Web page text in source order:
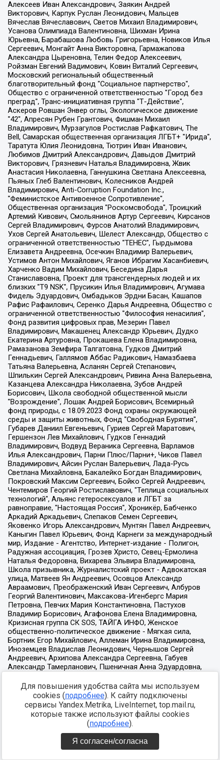
Для повышения удобства сайта мы используем
cookies (подробнее). К сайту подключены
сервисы Yandex.Metrika, LiveInternet, top.mail.ru,
которые также используют файлы cookies
(подробнее).
Я согласен/согласна